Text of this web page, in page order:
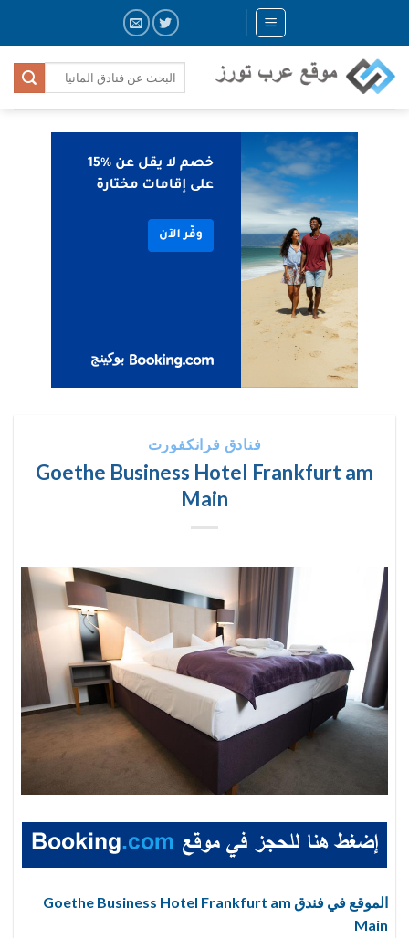
content
فنادق فرانكفورت
Goethe Business Hotel Frankfurt am
Main
الموقع في فندق Goethe Business Hotel Frankfurt am
Main